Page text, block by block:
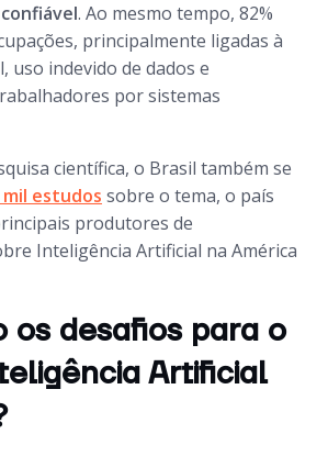
. Ao mesmo tempo, 82%
principalmente ligadas à
uso indevido de dados e
por sistemas
científica, o Brasil também se
mil estudos sobre o tema, o país
produtores de
Inteligência Artificial na América
os desafios para o
Artificial